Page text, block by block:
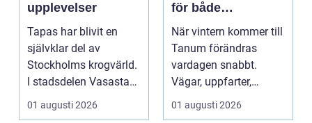
upplevelser
Tapas har blivit en
självklar del av
Stockholms krogvärld.
I stadsdelen Vasastan
har utvecklingen gå...
01 augusti 2026
för både
privatpersoner och
företag
När vintern kommer till
Tanum förändras
vardagen snabbt.
Vägar, uppfarter,
parkeringar och
gångvägar...
01 augusti 2026